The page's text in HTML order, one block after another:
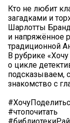
Кто не любит
загадками и
Шарлотты
и напряжённое
традиционной
В рубрике
о цикле
подсказываем,
знакомство с
#чтопочитать